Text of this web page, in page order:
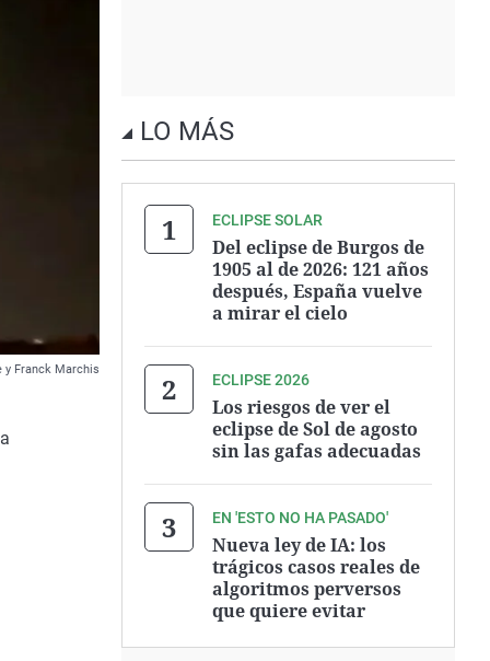
y Franck Marchis
LO MÁS
ECLIPSE SOLAR
Del eclipse de Burgos de
1905 al de 2026: 121 años
después, España vuelve
a mirar el cielo
ECLIPSE 2026
Los riesgos de ver el
eclipse de Sol de agosto
sin las gafas adecuadas
EN 'ESTO NO HA PASADO'
Nueva ley de IA: los
trágicos casos reales de
algoritmos perversos
que quiere evitar